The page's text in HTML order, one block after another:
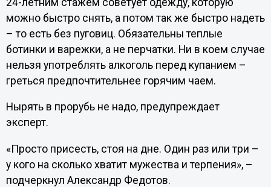
можно быстро снять, а потом так же быстро надеть
– то есть без пуговиц. Обязательны теплые
ботинки и варежки, а не перчатки. Ни в коем случае
нельзя употреблять алкоголь перед купанием –
греться предпочтительнее горячим чаем.
Нырять в прорубь не надо, предупреждает
эксперт.
«Просто присесть, стоя на дне. Один раз или три –
у кого на сколько хватит мужества и терпения», –
подчеркнул Александр Федотов.